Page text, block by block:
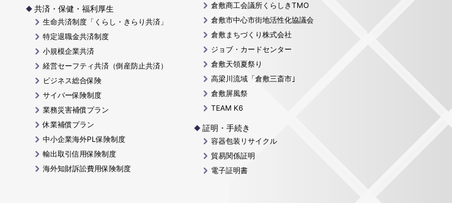
共済・保健・福利厚生
生命共済制度「くらし・きらり共済」
特定退職金共済制度
小規模企業共済
経営セーフティ共済（倒産防止共済）
ビジネス総合保険
サイバー保険制度
業務災害補償プラン
休業補償プラン
中小企業海外PL保険制度
輸出取引信用保険制度
海外知財訴訟費用保険制度
倉敷商工会議所くらしきTMO
倉敷市中心市街地活性化協議会
倉敷まちづくり株式会社
ジョブ・カードセンター
倉敷天領夏祭り
高梁川流域「倉敷三斎市｣
倉敷屏風祭
TEAM K6
証明・手続き
容器包装リサイクル
貿易関係証明
電子証明書